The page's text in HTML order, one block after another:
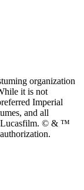
organization
it is not
Imperial
and all
Lucasfilm. © & ™